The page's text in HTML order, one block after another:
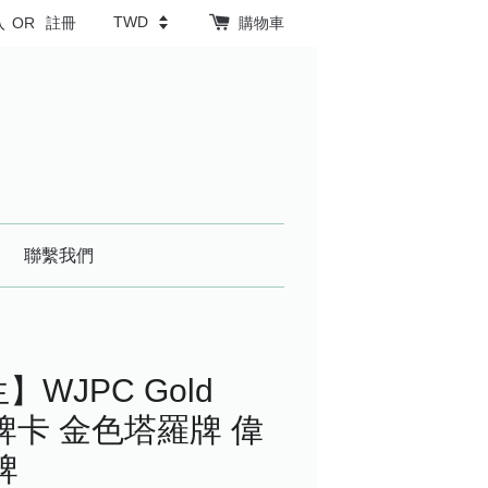
OR 註冊 購物車
聯繫我們
WJPC Gold
卡 金色塔羅牌 偉